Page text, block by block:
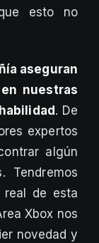
esto no
aseguran
nuestras
. De
expertos
algún
Tendremos
real de esta
Xbox nos
novedad y